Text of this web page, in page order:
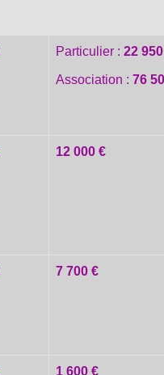
Particulier :22
Association :76
12 000 €
7 700 €
1 600 €